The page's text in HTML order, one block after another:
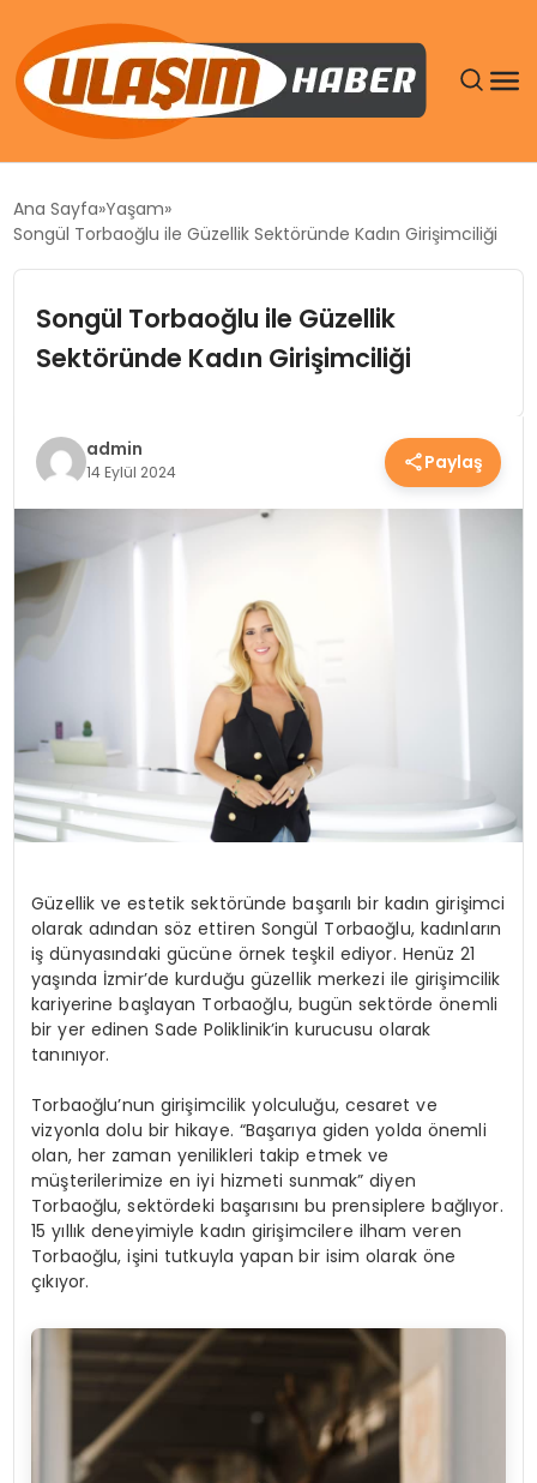
DÜNYA
SPOR
TEKNOLOJI
SAĞLIK
YAŞAM
Ana Sayfa Yaşam
Songül Torbaoğlu ile Güzellik Sektöründe Kadın Girişimciliği
Songül Torbaoğlu ile Güzellik
Sektöründe Kadın Girişimciliği
admin
14 Eylül 2024 Paylaş
Güzellik ve estetik sektöründe başarılı bir kadın girişimci
olarak adından söz ettiren Songül Torbaoğlu, kadınların
iş dünyasındaki gücüne örnek teşkil ediyor. Henüz 21
yaşında İzmir’de kurduğu güzellik merkezi ile girişimcilik
kariyerine başlayan Torbaoğlu, bugün sektörde önemli
bir yer edinen Sade Poliklinik’in kurucusu olarak
tanınıyor.
Torbaoğlu’nun girişimcilik yolculuğu, cesaret ve
vizyonla dolu bir hikaye. “Başarıya giden yolda önemli
olan, her zaman yenilikleri takip etmek ve
müşterilerimize en iyi hizmeti sunmak” diyen
Torbaoğlu, sektördeki başarısını bu prensiplere bağlıyor.
15 yıllık deneyimiyle kadın girişimcilere ilham veren
Torbaoğlu, işini tutkuyla yapan bir isim olarak öne
çıkıyor.